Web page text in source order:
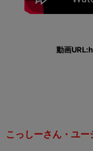
動画URL:
こっしーさん・ユー